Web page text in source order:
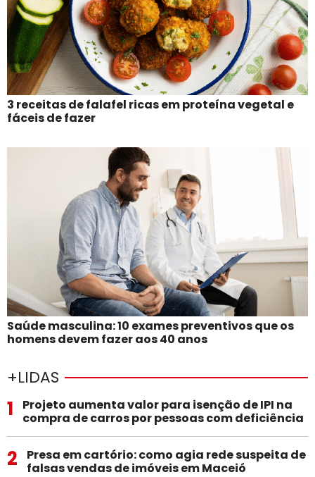
3 receitas de falafel ricas em proteína vegetal e
fáceis de fazer
Saúde masculina: 10 exames preventivos que os
homens devem fazer aos 40 anos
+LIDAS
1
Projeto aumenta valor para isenção de IPI na
compra de carros por pessoas com deficiência
2
Presa em cartório: como agia rede suspeita de
falsas vendas de imóveis em Maceió